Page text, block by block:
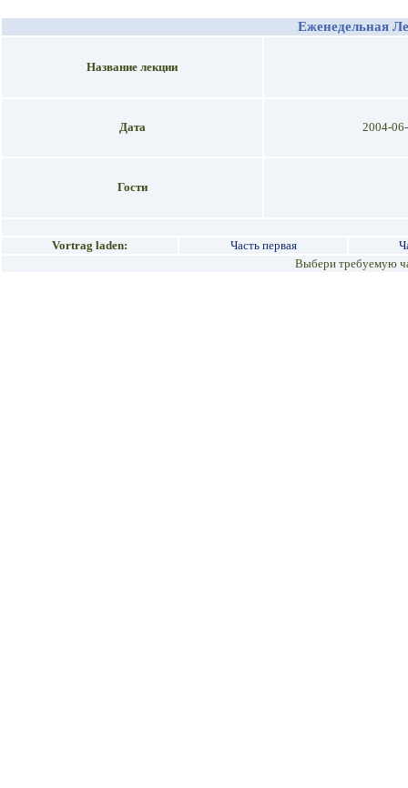
Еженедельная
Название лекции
Дата 2004-
Гости
Vortrag laden: Часть первая
Выбери требуемую